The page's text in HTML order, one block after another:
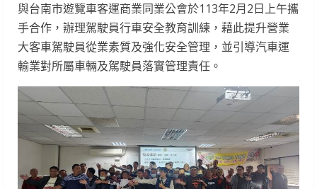
與台南市遊覽車客運商業同業公會於113年2月2日上午攜
手合作，辦理駕駛員行車安全教育訓練，藉此提升營業
大客車駕駛員從業素質及強化安全管理，並引導汽車運
輸業對所屬車輛及駕駛員落實管理責任。